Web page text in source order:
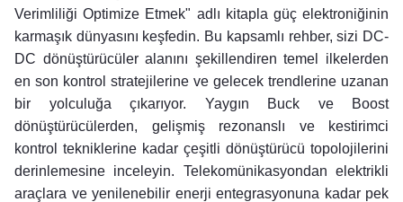
Verimliliği Optimize Etmek" adlı kitapla güç elektroniğinin
karmaşık dünyasını keşfedin. Bu kapsamlı rehber, sizi DC-
DC dönüştürücüler alanını şekillendiren temel ilkelerden
en son kontrol stratejilerine ve gelecek trendlerine uzanan
bir yolculuğa çıkarıyor. Yaygın Buck ve Boost
dönüştürücülerden, gelişmiş rezonanslı ve kestirimci
kontrol tekniklerine kadar çeşitli dönüştürücü topolojilerini
derinlemesine inceleyin. Telekomünikasyondan elektrikli
araçlara ve yenilenebilir enerji entegrasyonuna kadar pek